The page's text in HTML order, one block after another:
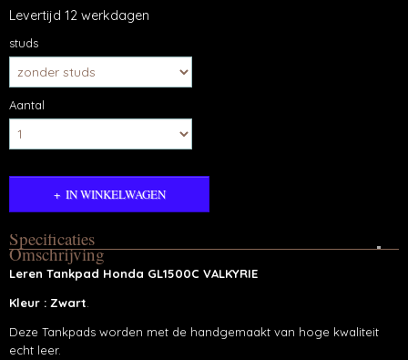
Levertijd 12 werkdagen
studs
Aantal
IN WINKELWAGEN
Specificaties
Productcode
SK-Tankpad-04
Omschrijving
Leren Tankpad Honda GL1500C VALKYRIE
Kleur : Zwart
Deze Tankpads worden met de handgemaakt van hoge kwaliteit
echt leer.